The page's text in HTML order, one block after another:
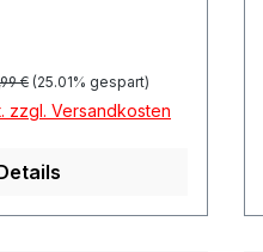
Preis:
€ (25.01% gespart)
zzgl. Versandkosten